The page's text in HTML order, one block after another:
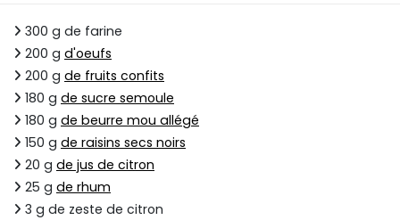
300 g de farine
200 g d'oeufs
200 g de fruits confits
180 g de sucre semoule
180 g de beurre mou allégé
150 g de raisins secs noirs
20 g de jus de citron
25 g de rhum
3 g de zeste de citron